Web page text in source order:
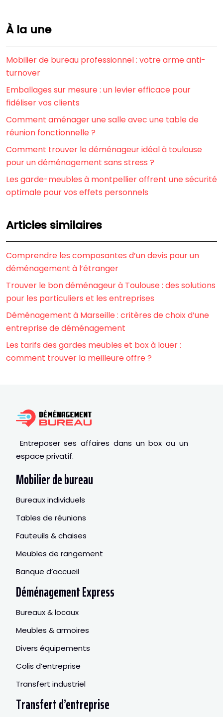
À la une
Mobilier de bureau professionnel : votre arme anti-
turnover
Emballages sur mesure : un levier efficace pour
fidéliser vos clients
Comment aménager une salle avec une table de
réunion fonctionnelle ?
Comment trouver le déménageur idéal à toulouse
pour un déménagement sans stress ?
Les garde-meubles à montpellier offrent une sécurité
optimale pour vos effets personnels
Articles similaires
Comprendre les composantes d’un devis pour un
déménagement à l’étranger
Trouver le bon déménageur à Toulouse : des solutions
pour les particuliers et les entreprises
Déménagement à Marseille : critères de choix d’une
entreprise de déménagement
Les tarifs des gardes meubles et box à louer :
comment trouver la meilleure offre ?
Entreposer ses affaires dans un box ou un
espace privatif.
Mobilier de bureau
Bureaux individuels
Tables de réunions
Fauteuils & chaises
Meubles de rangement
Banque d’accueil
Déménagement Express
Bureaux & locaux
Meubles & armoires
Divers équipements
Colis d’entreprise
Transfert industriel
Transfert d’entreprise